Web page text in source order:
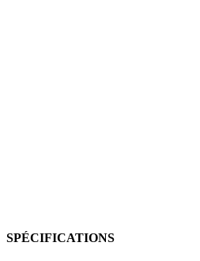
SPÉCIFICATIONS